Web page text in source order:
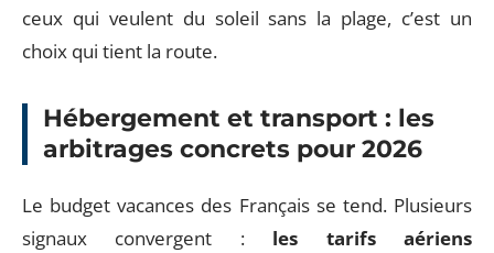
ceux qui veulent du soleil sans la plage, c’est un
choix qui tient la route.
Hébergement et transport : les
arbitrages concrets pour 2026
Le budget vacances des Français se tend. Plusieurs
signaux convergent : les tarifs aériens